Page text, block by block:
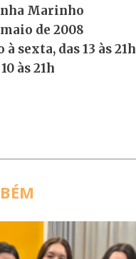
Marinho
maio de 2008
sexta, das 13 às 21h
às 21h